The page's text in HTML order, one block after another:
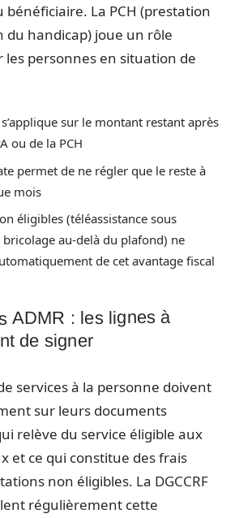
bénéficiaire. La PCH (prestation
du handicap) joue un rôle
les personnes en situation de
sur le montant restant après
ou de la PCH
permet de ne régler que le reste à
mois
éligibles (téléassistance sous
au-delà du plafond) ne
de cet avantage fiscal
ADMR : les lignes à
de signer
services à la personne doivent
sur leurs documents
relève du service éligible aux
et ce qui constitue des frais
non éligibles. La DGCCRF
régulièrement cette